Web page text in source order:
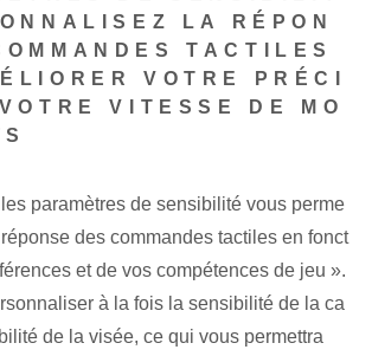
LA RÉPON
TACTILES
VOTRE PRÉCI
VITESSE DE MO
paramètres de sensibilité vous perme
des commandes tactiles en fonct
et de vos compétences de jeu ».
à la fois la sensibilité de la ca
de la visée, ce qui vous permettra